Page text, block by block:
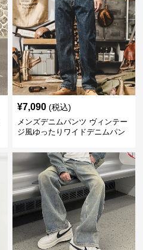
¥7,090 (税込)
メンズデニムパンツ ヴィンテー
ジ風ゆったりワイドデニムパン